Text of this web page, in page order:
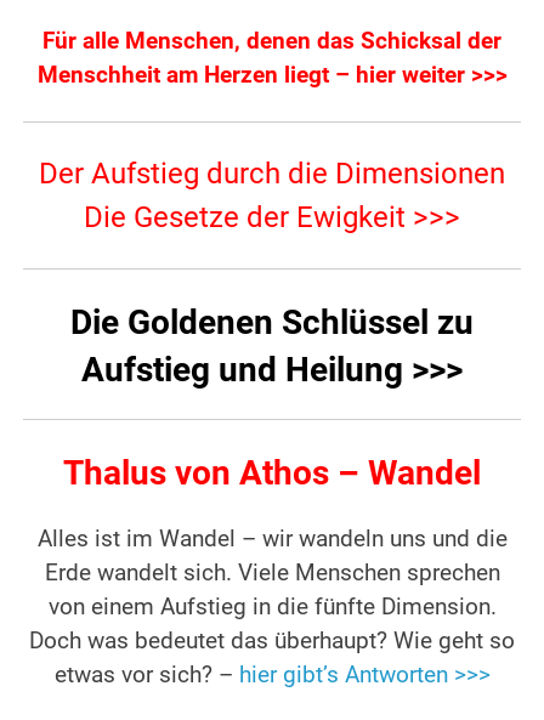
Für alle Menschen, denen das Schicksal der
Menschheit am Herzen liegt – hier weiter >>>
Der Aufstieg durch die Dimensionen
Die Gesetze der Ewigkeit >>>
Die Goldenen Schlüssel zu
Aufstieg und Heilung >>>
Thalus von Athos – Wandel
Alles ist im Wandel – wir wandeln uns und die
Erde wandelt sich. Viele Menschen sprechen
von einem Aufstieg in die fünfte Dimension.
Doch was bedeutet das überhaupt? Wie geht so
etwas vor sich? – hier gibt’s Antworten >>>